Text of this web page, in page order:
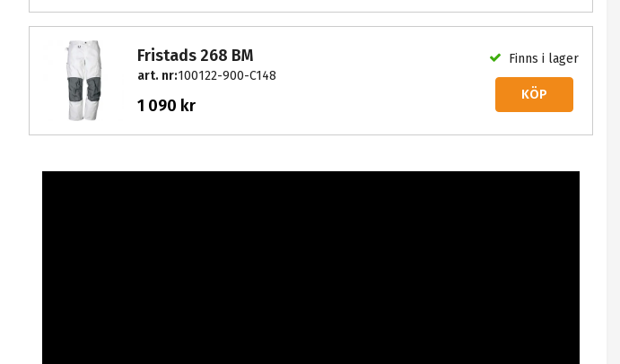
Fristads 268 BM
art. nr:100122-900-C148
1 090 kr
Finns i lager
KÖP